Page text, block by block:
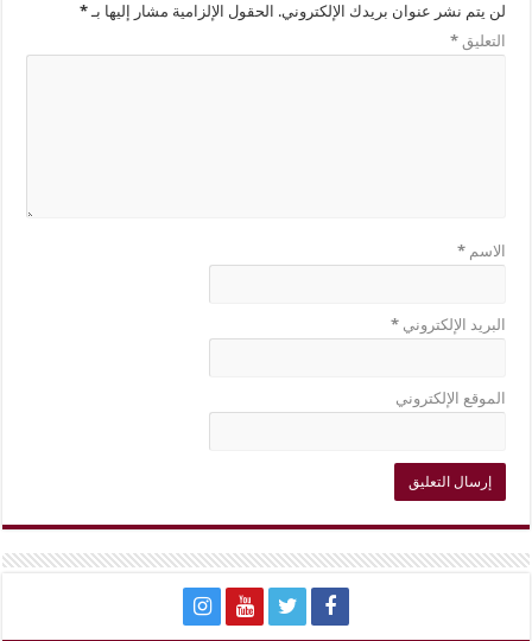
لن يتم نشر عنوان بريدك الإلكتروني. الحقول الإلزامية مشار إليها بـ*
التعليق*
الاسم*
البريد الإلكتروني*
الموقع الإلكتروني